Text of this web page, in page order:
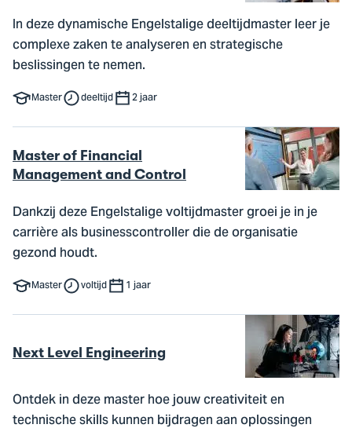
In deze dynamische Engelstalige deeltijdmaster leer je
complexe zaken te analyseren en strategische
beslissingen te nemen.
Master deeltijd 2 jaar
Master of Financial
Management and Control
Dankzij deze Engelstalige voltijdmaster groei je in je
carrière als businesscontroller die de organisatie
gezond houdt.
Master voltijd 1 jaar
Next Level Engineering
Ontdek in deze master hoe jouw creativiteit en
technische skills kunnen bijdragen aan oplossingen